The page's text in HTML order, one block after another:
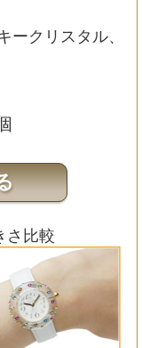
ークリスタル、
さ比較